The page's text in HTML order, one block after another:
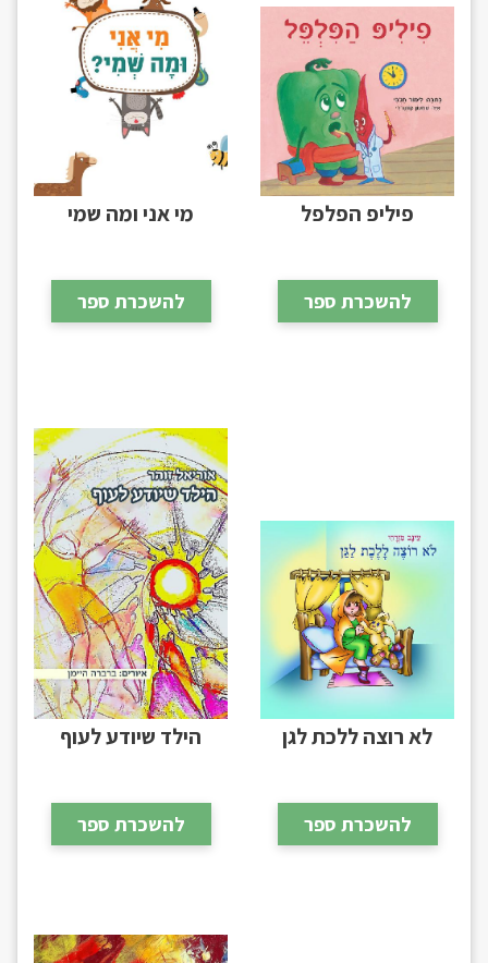
פיליפ הפלפל
להשכרת ספר
מי אני ומה שמי
להשכרת ספר
לא רוצה ללכת לגן
להשכרת ספר
הילד שיודע לעוף
להשכרת ספר